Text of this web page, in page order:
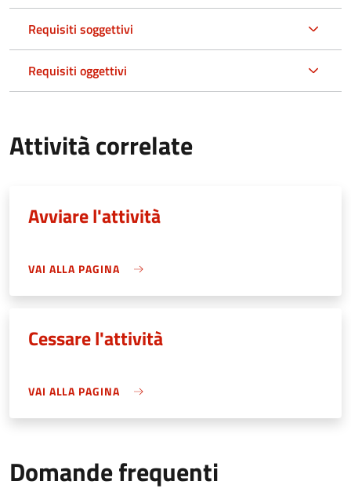
Requisiti soggettivi
Requisiti oggettivi
Attività correlate
Avviare l'attività
VAI ALLA PAGINA
Cessare l'attività
VAI ALLA PAGINA
Domande frequenti